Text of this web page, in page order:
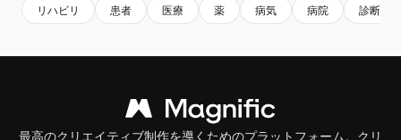
リハビリ 患者 医療 薬 病気 病院 診断
最高のクリエイティブ制作を導くためのプラットフォーム。クリ